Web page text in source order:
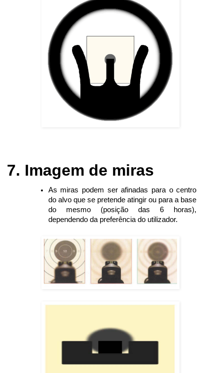
Imagem de miras
As miras podem ser afinadas para o centro
do alvo que se pretende atingir ou para a base
do mesmo (posição das 6 horas),
dependendo da preferência do utilizador.